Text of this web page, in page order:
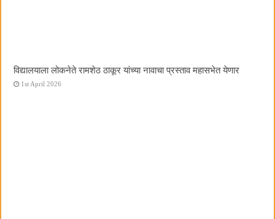
विद्यालयाला लोकनेते रामशेठ ठाकूर यांच्या नावाचा प्रस्ताव महासभेत येणार
1st April 2026